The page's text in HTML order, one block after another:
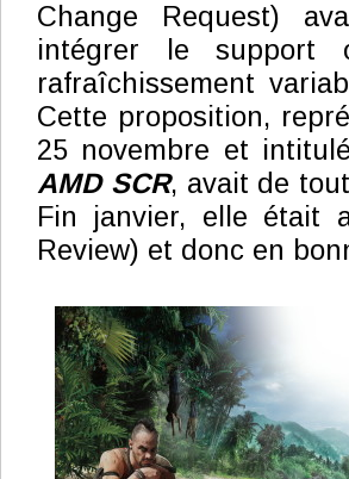
Change Request)
intégrer le support
rafraîchissement
Cette proposition,
25 novembre et intitulé
AMD SCR, avait de
Fin janvier, elle était
Review) et donc en